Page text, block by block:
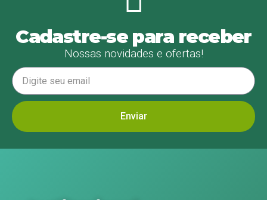
Cadastre-se para receber
Nossas novidades e ofertas!
Enviar